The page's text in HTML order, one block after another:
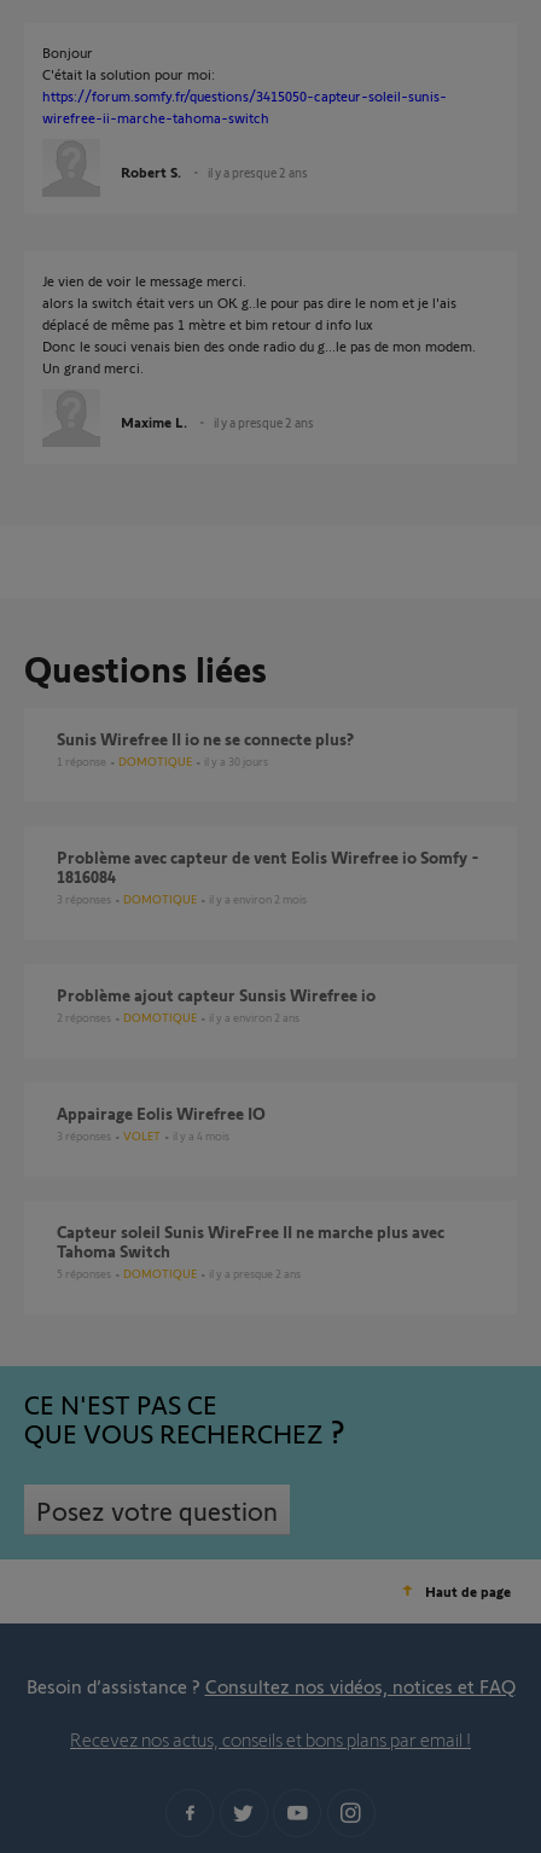
Bonjour
C'était la solution pour moi:
https://forum.somfy.fr/questions/3415050-capteur-soleil-sunis-
wirefree-ii-marche-tahoma-switch
Robert S. il y a presque 2 ans
Je vien de voir le message merci.
alors la switch était vers un OK g..le pour pas dire le nom et je l'ais
déplacé de même pas 1 mètre et bim retour d info lux
Donc le souci venais bien des onde radio du g...le pas de mon modem.
Un grand merci.
Maxime L. il y a presque 2 ans
Questions liées
Sunis Wirefree II io ne se connecte plus?
1 réponse DOMOTIQUE il y a 30 jours
Problème avec capteur de vent Eolis Wirefree io Somfy -
1816084
3 réponses DOMOTIQUE il y a environ 2 mois
Problème ajout capteur Sunsis Wirefree io
2 réponses DOMOTIQUE il y a environ 2 ans
appairage Eolis Wirefree IO
3 réponses VOLET il y a 4 mois
Capteur soleil Sunis WireFree II ne marche plus avec
Tahoma Switch
5 réponses DOMOTIQUE il y a presque 2 ans
CE N'EST PAS CE
QUE VOUS RECHERCHEZ
Posez votre question
Haut de page
Besoin d’assistance ? Consultez nos vidéos, notices et FAQ
Recevez nos actus, conseils et bons plans par email !